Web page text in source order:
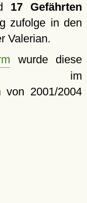
17 Gefährten
zufolge in den
Valerian.
wurde diese
im
von 2001/2004